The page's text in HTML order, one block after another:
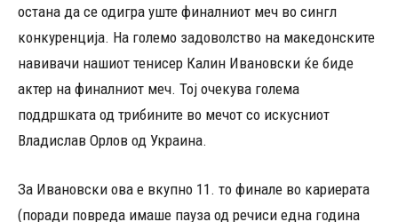
остана да се одигра уште финалниот меч во сингл
конкуренција. На големо задоволство на македонските
навивачи нашиот тенисер Калин Ивановски ќе биде
актер на финалниот меч. Тој очекува голема
поддршката од трибините во мечот со искусниот
Владислав Орлов од Украина.
За Ивановски ова е вкупно 11. то финале во кариерата
(поради повреда имаше пауза од речиси една година